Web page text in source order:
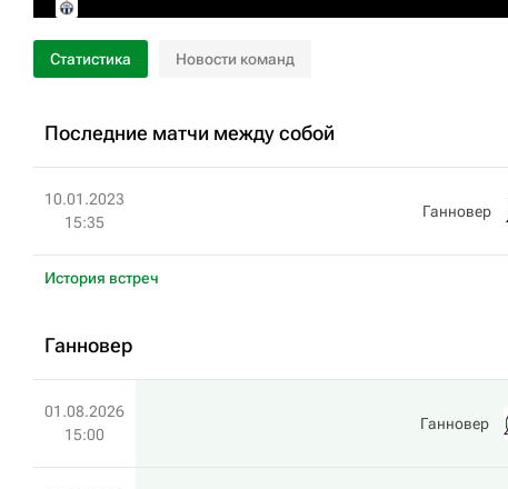
Статистика Новости команд
Последние матчи между собой
10.01.2023
15:35
Ганновер
История встреч
Ганновер
01.08.2026
15:00
Ганновер